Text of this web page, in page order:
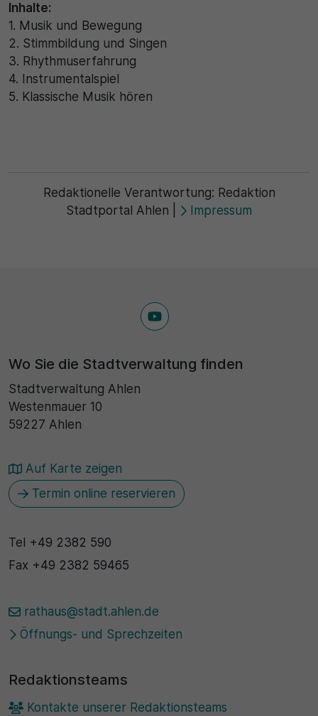
Inhalte:
1. Musik und Bewegung
2. Stimmbildung und Singen
3. Rhythmuserfahrung
4. Instrumentalspiel
5. Klassische Musik hören
Redaktionelle Verantwortung: Redaktion
Stadtportal Ahlen
Impressum
Wo Sie die Stadtverwaltung finden
Stadtverwaltung Ahlen
Westenmauer 10
59227 Ahlen
Auf Karte zeigen
Termin online reservieren
Tel +49 2382 590
Fax +49 2382 59465
rathaus@stadt.ahlen.de
Öffnungs- und Sprechzeiten
Redaktionsteams
Kontakte unserer Redaktionsteams